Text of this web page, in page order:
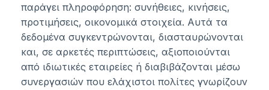
παράγει πληροφόρηση: συνήθειες, κινήσεις,
προτιμήσεις, οικονομικά στοιχεία. Αυτά τα
δεδομένα συγκεντρώνονται, διασταυρώνονται
και, σε αρκετές περιπτώσεις, αξιοποιούνται
από ιδιωτικές εταιρείες ή διαβιβάζονται μέσω
συνεργασιών που ελάχιστοι πολίτες γνωρίζουν